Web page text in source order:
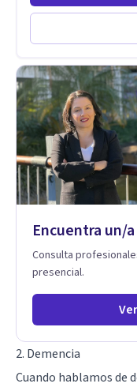
tipo de terapia para
trabajo no solo con
núcleo familiar,
permite entrar más
raíz llevándonos a
espirituales,
individual y cada
un problema sino
desde otro punto de
Encuentra un/
Consulta
presencial.
2. Demencia
Cuando hablamos de